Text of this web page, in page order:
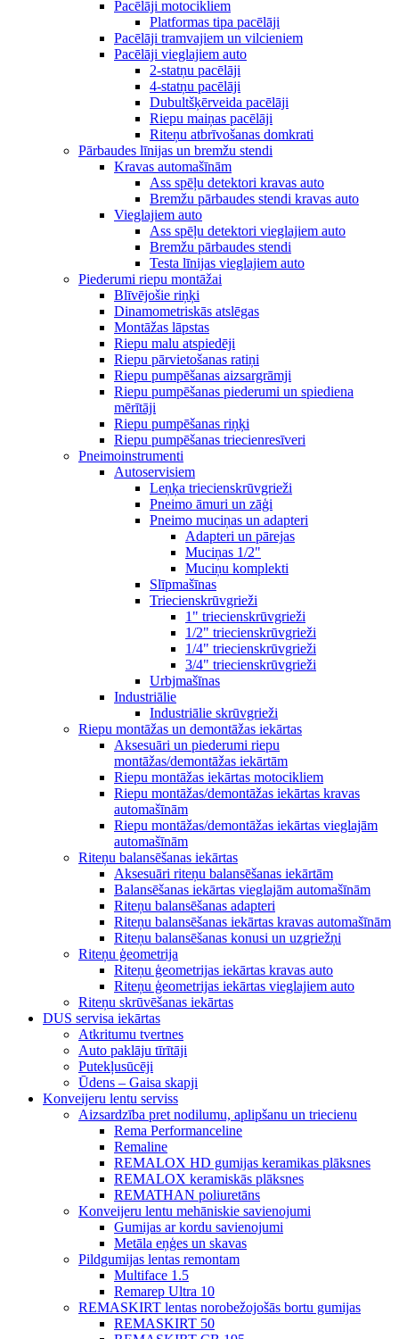
Pacēlāji motocikliem
Platformas tipa pacēlāji
Pacēlāji tramvajiem un vilcieniem
Pacēlāji vieglajiem auto
2-statņu pacēlāji
4-statņu pacēlāji
Dubultšķērveida pacēlāji
Riepu maiņas pacēlāji
Riteņu atbrīvošanas domkrati
Pārbaudes līnijas un bremžu stendi
Kravas automašīnām
Ass spēļu detektori kravas auto
Bremžu pārbaudes stendi kravas auto
Vieglajiem auto
Ass spēļu detektori vieglajiem auto
Bremžu pārbaudes stendi
Testa līnijas vieglajiem auto
Piederumi riepu montāžai
Blīvējošie riņķi
Dinamometriskās atslēgas
Montāžas lāpstas
Riepu malu atspiedēji
Riepu pārvietošanas ratiņi
Riepu pumpēšanas aizsargrāmji
Riepu pumpēšanas piederumi un spiediena
mērītāji
Riepu pumpēšanas riņķi
Riepu pumpēšanas triecienresīveri
Pneimoinstrumenti
Autoservisiem
Leņķa triecienskrūvgrieži
Pneimo āmuri un zāģi
Pneimo muciņas un adapteri
Adapteri un pārejas
Muciņas 1/2"
Muciņu komplekti
Slīpmašīnas
Triecienskrūvgrieži
1" triecienskrūvgrieži
1/2" triecienskrūvgrieži
1/4" triecienskrūvgrieži
3/4" triecienskrūvgrieži
Urbjmašīnas
Industriālie
Industriālie skrūvgrieži
Riepu montāžas un demontāžas iekārtas
Aksesuāri un piederumi riepu
montāžas/demontāžas iekārtām
Riepu montāžas iekārtas motocikliem
Riepu montāžas/demontāžas iekārtas kravas
automašīnām
Riepu montāžas/demontāžas iekārtas vieglajām
automašīnām
Riteņu balansēšanas iekārtas
Aksesuāri riteņu balansēšanas iekārtām
Balansēšanas iekārtas vieglajām automašīnām
Riteņu balansēšanas adapteri
Riteņu balansēšanas iekārtas kravas automašīnām
Riteņu balansēšanas konusi un uzgriežņi
Riteņu ģeometrija
Riteņu ģeometrijas iekārtas kravas auto
Riteņu ģeometrijas iekārtas vieglajiem auto
Riteņu skrūvēšanas iekārtas
DUS servisa iekārtas
Atkritumu tvertnes
Auto paklāju tīrītāji
Putekļusūcēji
Ūdens – Gaisa skapji
Konveijeru lentu serviss
Aizsardzība pret nodilumu, aplipšanu un triecienu
Rema Performanceline
Remaline
REMALOX HD gumijas keramikas plāksnes
REMALOX keramiskās plāksnes
REMATHAN poliuretāns
Konveijeru lentu mehāniskie savienojumi
Gumijas ar kordu savienojumi
Metāla eņģes un skavas
Pildgumijas lentas remontam
Multiface 1.5
Remarep Ultra 10
REMASKIRT lentas norobežojošās bortu gumijas
REMASKIRT 50